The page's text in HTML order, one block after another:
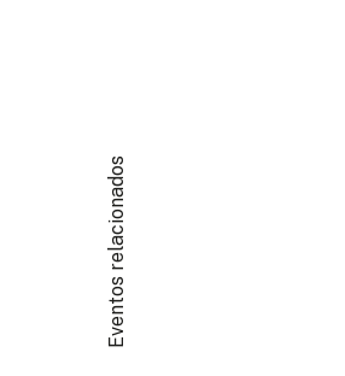
Eventos relacionados